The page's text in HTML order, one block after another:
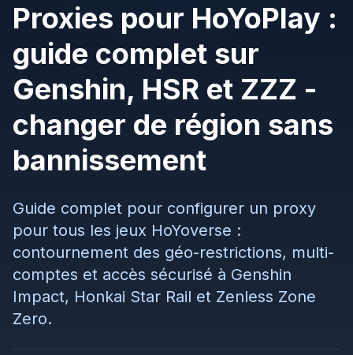
Proxies pour HoYoPlay :
guide complet sur
Genshin, HSR et ZZZ -
changer de région sans
bannissement
Guide complet pour configurer un proxy
pour tous les jeux HoYoverse :
contournement des géo-restrictions, multi-
comptes et accès sécurisé à Genshin
Impact, Honkai Star Rail et Zenless Zone
Zero.